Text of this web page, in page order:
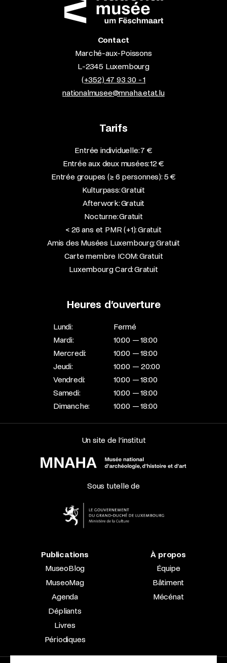
Contact
Marché-aux-Poissons
L-2345 Luxembourg
(+352) 47 93 30 - 1
nationalmusee@mnaha.etat.lu
Tarifs
Entrée individuelle: 7 €
Entrée aux deux musées: 12 €
Entrée groupes (≥ 6 personnes): 5 €
Kulturpass: Gratuit
Afterwork: Gratuit
Nocturne: Gratuit
< 26 ans et PMR (+1): Gratuit
Amis des Musées Luxembourg: Gratuit
Carte membre ICOM: Gratuit
Luxembourg Card: Gratuit
Heures d’ouverture
Lundi:
Fermé
Mardi:
10:00 — 18:00
Mercredi:
10:00 — 18:00
Jeudi:
10:00 — 20:00
Vendredi:
10:00 — 18:00
Samedi:
10:00 — 18:00
Dimanche:
10:00 — 18:00
Un site de l’institut
Sous tutelle de
Publications
MuseoBlog
MuseoMag
Agenda
Dépliants
Livres
Périodiques
À propos
Équipe
Bâtiment
Mécénat